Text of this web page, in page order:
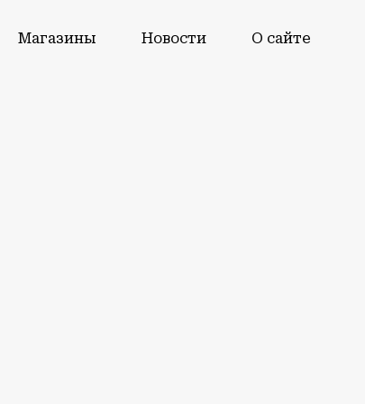
Магазины Новости О сайте